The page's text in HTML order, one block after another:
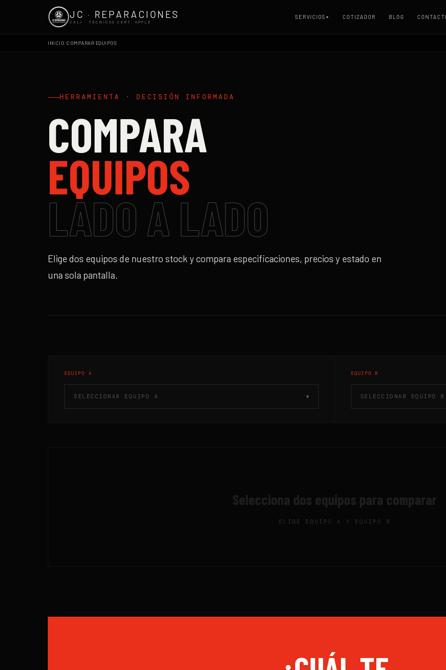
JC · REPARACIONES
CALI · TÉCNICOS CERT. APPLE
SERVICIOS ▼ COTIZADOR BLOG
INICIO COMPARAR EQUIPOS
HERRAMIENTA · DECISIÓN INFORMADA
COMPARA
EQUIPOS
LADO A LADO
Elige dos equipos de nuestro stock y compara especificaciones, precios y estado en
una sola pantalla.
EQUIPO A
SELECCIONAR EQUIPO A ▼
EQUIPO B
SELECCIONAR EQUIPO B
Selecciona dos equipos para comparar
ELIGE EQUIPO A Y EQUIPO B